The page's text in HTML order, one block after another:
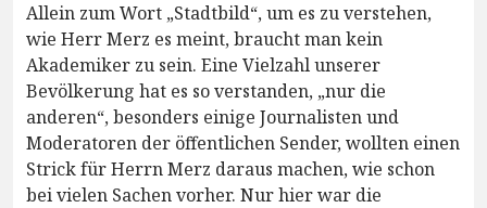
Allein zum Wort „Stadtbild“, um es zu verstehen,
wie Herr Merz es meint, braucht man kein
Akademiker zu sein. Eine Vielzahl unserer
Bevölkerung hat es so verstanden, „nur die
anderen“, besonders einige Journalisten und
Moderatoren der öffentlichen Sender, wollten einen
Strick für Herrn Merz daraus machen, wie schon
bei vielen Sachen vorher. Nur hier war die